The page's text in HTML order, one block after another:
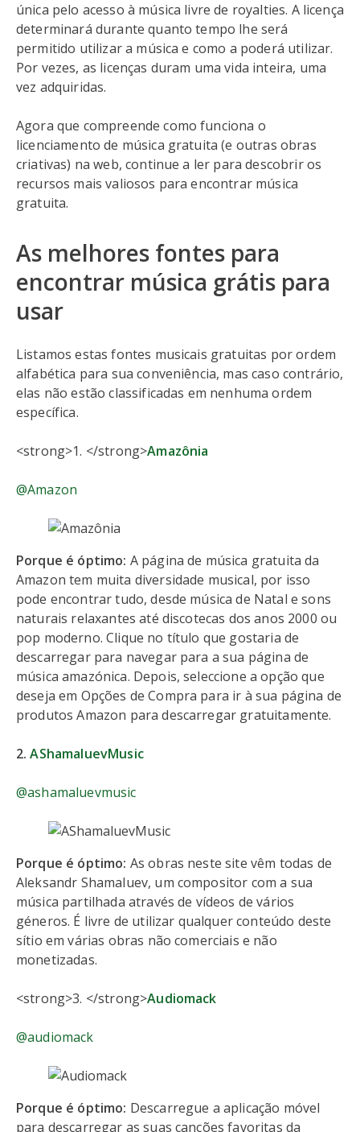
única pelo acesso à música livre de royalties. A licença
determinará durante quanto tempo lhe será
permitido utilizar a música e como a poderá utilizar.
Por vezes, as licenças duram uma vida inteira, uma
vez adquiridas.
Agora que compreende como funciona o
licenciamento de música gratuita (e outras obras
criativas) na web, continue a ler para descobrir os
recursos mais valiosos para encontrar música
gratuita.
As melhores fontes para
encontrar música grátis para
usar
Listamos estas fontes musicais gratuitas por ordem
alfabética para sua conveniência, mas caso contrário,
elas não estão classificadas em nenhuma ordem
específica.
<strong>1. </strong>Amazônia
@Amazon
Porque é óptimo: A página de música gratuita da
Amazon tem muita diversidade musical, por isso
pode encontrar tudo, desde música de Natal e sons
naturais relaxantes até discotecas dos anos 2000 ou
pop moderno. Clique no título que gostaria de
descarregar para navegar para a sua página de
música amazónica. Depois, seleccione a opção que
deseja em Opções de Compra para ir à sua página de
produtos Amazon para descarregar gratuitamente.
2.AShamaluevMusic
@ashamaluevmusic
Porque é óptimo: As obras neste site vêm todas de
Aleksandr Shamaluev, um compositor com a sua
música partilhada através de vídeos de vários
géneros. É livre de utilizar qualquer conteúdo deste
sítio em várias obras não comerciais e não
monetizadas.
<strong>3. </strong>Audiomack
@audiomack
Porque é óptimo: Descarregue a aplicação móvel
para descarregar as suas canções favoritas da